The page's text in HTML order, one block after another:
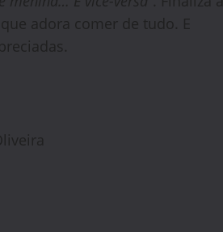
adora comer de tudo. E